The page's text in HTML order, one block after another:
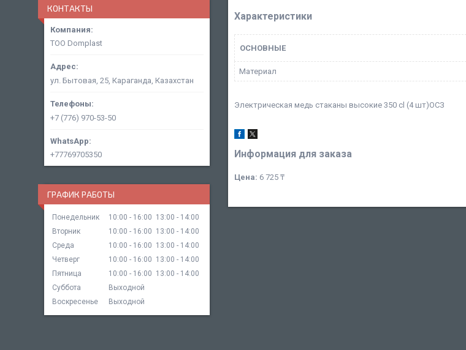
Характеристики
ОСНОВНЫЕ
Материал
Электрическая медь стаканы высокие 350 cl (4 шт)ОCЗ
Информация для заказа
Цена: 6 725 ₸
КОНТАКТЫ
ТОО Domplast
ул. Бытовая, 25, Караганда, Казахстан
+7 (776) 970-53-50
+77769705350
ГРАФИК РАБОТЫ
Понедельник 10:00 16:00 13:00
14:00
Вторник
10:00 16:00 13:00
14:00
Среда
10:00 16:00 13:00
14:00
Четверг
10:00 16:00 13:00
14:00
Пятница
10:00 16:00 13:00
14:00
Суббота
Выходной
Воскресенье
Выходной